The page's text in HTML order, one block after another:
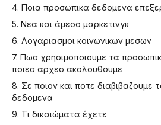
4. Ποια προσωπικα δεδομενα
5. Νεα και άμεσο μαρκετινγκ
6. Λογαριασμοι κοινωνικων μεσων
7. Πωσ χρησιμοποιουμε τα
ποιεσ αρχεσ ακολουθουμε
8. Σε ποιον και ποτε διαβιβαζουμε
δεδομενα
9. Τι δικαιώματα έχετε